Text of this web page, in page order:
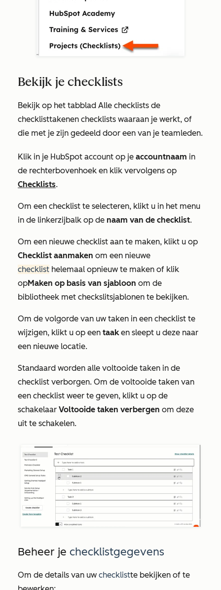
Bekijk je checklists
Bekijk op het tabblad Alle checklists de
checklisttakenen checklists waaraan je werkt, of
die met je zijn gedeeld door een van je teamleden.
Klik in je HubSpot account op je accountnaam in
de rechterbovenhoek en klik vervolgens op
Checklists.
Om een checklist te selecteren, klikt u in het menu
in de linkerzijbalk op de naam van de checklist.
Om een nieuwe checklist aan te maken, klikt u op
Checklist aanmaken om een nieuwe
checklist helemaal opnieuw te maken of klik
opMaken op basis van sjabloon om de
bibliotheek met checkslitsjablonen te bekijken.
Om de volgorde van uw taken in een checklist te
wijzigen, klikt u op een taaken sleept u deze naar
een nieuwe locatie.
Standaard worden alle voltooide taken in de
checklist verborgen. Om de voltooide taken van
een checklist weer te geven, klikt u op de
schakelaar Voltooide taken verbergen om deze
uit te schakelen.
Beheer je checklistgegevens
Om de details van uw checklistte bekijken of te